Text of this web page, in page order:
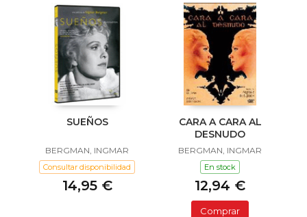
SUEÑOS
BERGMAN, INGMAR
Consultar disponibilidad
14,95 €
CARA A CARA AL
DESNUDO
BERGMAN, INGMAR
En stock
12,94 €
Comprar